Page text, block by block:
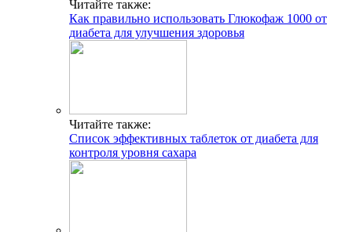
Читайте также:
Как правильно использовать Глюкофаж 1000 от
диабета для улучшения здоровья
Читайте также:
Список эффективных таблеток от диабета для
контроля уровня сахара